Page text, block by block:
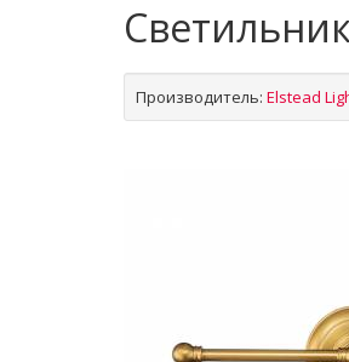
Производитель: Elstead